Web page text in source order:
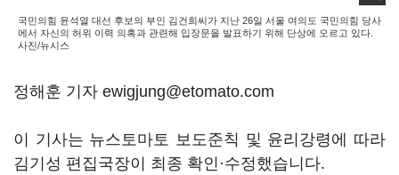
국민의힘 윤석열 대선 후보의 부인 김건희씨가 지난 26일 서울 여의도 국민의힘 당사
에서 자신의 허위 이력 의혹과 관련해 입장문을 발표하기 위해 단상에 오르고 있다.
사진/뉴시스
정해훈 기자 ewigjung@etomato.com
이 기사는 뉴스토마토 보도준칙 및 윤리강령에 따라
김기성 편집국장이 최종 확인·수정했습니다.